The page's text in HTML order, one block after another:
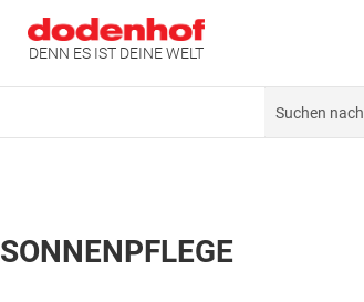
DENN ES IST DEINE WELT
SONNENPFLEGE